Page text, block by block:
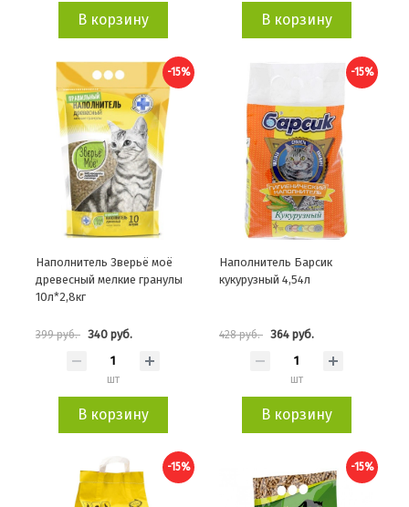
В корзину В корзину
-15%
Наполнитель Зверьё моё
древесный мелкие гранулы
10л*2,8кг
399 руб. 340 руб.
шт
В корзину
-15%
Наполнитель Барсик
кукурузный 4,54л
428 руб. 364 руб.
шт
В корзину
-15% -15%